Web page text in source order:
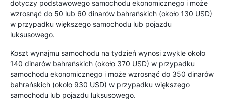
dotyczy podstawowego samochodu ekonomicznego i może
wzrosnąć do 50 lub 60 dinarów bahrańskich (około 130 USD)
w przypadku większego samochodu lub pojazdu
luksusowego.
Koszt wynajmu samochodu na tydzień wynosi zwykle około
140 dinarów bahrańskich (około 370 USD) w przypadku
samochodu ekonomicznego i może wzrosnąć do 350 dinarów
bahrańskich (około 930 USD) w przypadku większego
samochodu lub pojazdu luksusowego.